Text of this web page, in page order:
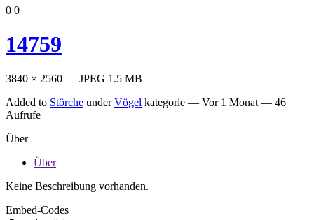
0 0
14759
3840 × 2560 — JPEG 1.5 MB
Added to Störche underVögel kategorie — Vor 1 Monat — 46
Aufrufe
Über
Über
Keine Beschreibung vorhanden.
Embed-Codes